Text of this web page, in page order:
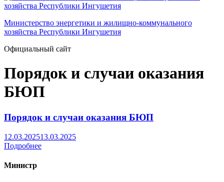
Министерство энергетики и жилищно-коммунального
хозяйства Республики Ингушетия
Официальный сайт
Порядок и случаи оказания
БЮП
Порядок и случаи оказания БЮП
12.03.202513.03.2025
Подробнее
Министр